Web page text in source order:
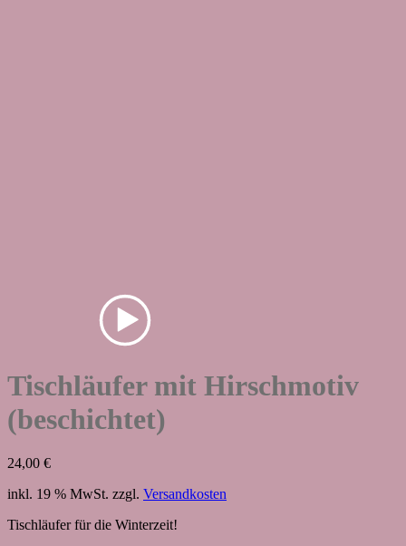
Tischläufer mit Hirschmotiv
(beschichtet)
24,00 €
inkl. 19 % MwSt. zzgl. Versandkosten
Tischläufer für die Winterzeit!